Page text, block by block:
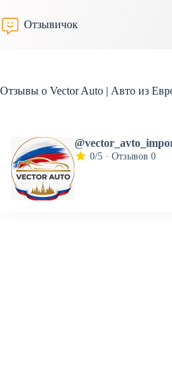
к
сути
Отзывичок
Отзывы о Vector Auto | Авто из
0/5 · Отзывов 0